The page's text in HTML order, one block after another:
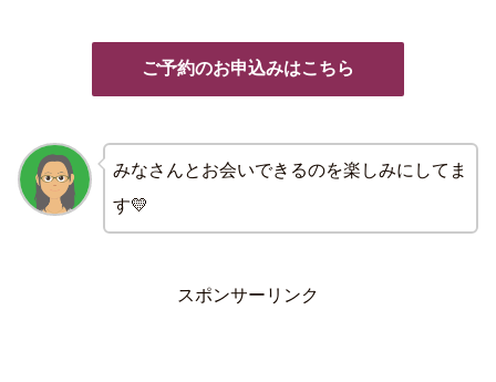
ご予約のお申込みはこちら
みなさんとお会いできるのを楽しみにしてま
す💛
スポンサーリンク